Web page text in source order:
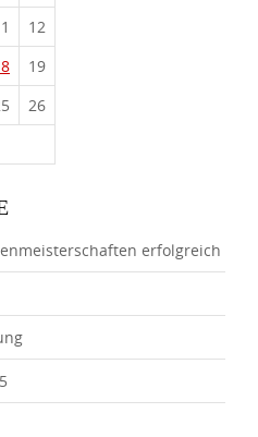
12
19
26
erfolgreich